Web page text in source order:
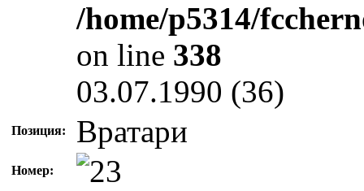
/home/p5314/
on line 338
03.07.1990 (36)
Позиция: Вратари
Номер: